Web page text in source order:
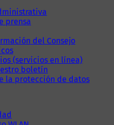
prensa
del Consejo
(servicios en línea)
boletín
la protección de datos